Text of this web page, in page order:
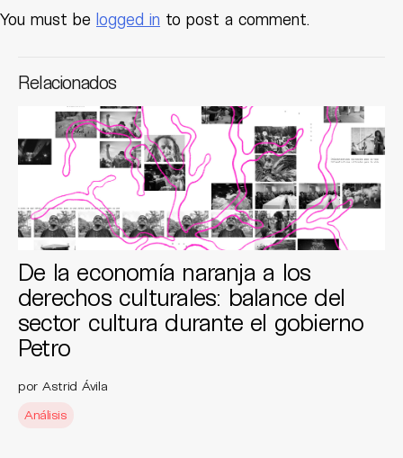
You must be logged in to post a comment.
Relacionados
De la economía naranja a los
derechos culturales: balance del
sector cultura durante el gobierno
Petro
por Astrid Ávila
Análisis